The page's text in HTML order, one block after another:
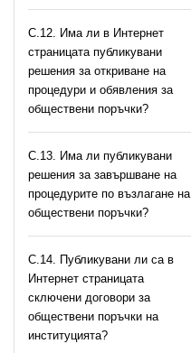
С.12. Има ли в Интернет
страницата публикувани
решения за откриване на
процедури и обявления за
обществени поръчки?
С.13. Има ли публикувани
решения за завършване на
процедурите по възлагане на
обществени поръчки?
С.14. Публикувани ли са в
Интернет страницата
сключени договори за
обществени поръчки на
институцията?